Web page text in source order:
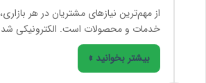
از مهم‌ترین نیازهای مشتریان در هر
خدمات و محصولات است. الکترونیکی
بیشتر بخوانید »